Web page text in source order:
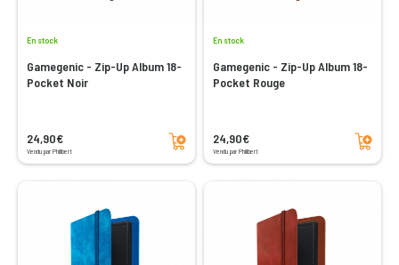
En stock
Gamegenic - Zip-Up Album 18-
Pocket Noir
24,90€
Vendu par Philibert
Ajouter au panier
En stock
Gamegenic - Zip-Up Album 18-
Pocket Rouge
24,90€
Vendu par Philibert
Ajouter au panier